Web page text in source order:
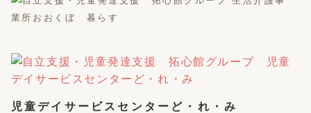
児童デイサービスセンターど・れ・み